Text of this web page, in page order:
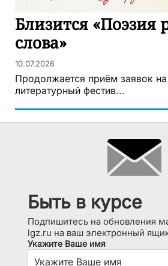
Близится «Поэзия
слова»
10.07.2026
Продолжается приём заявок
литературный фестив...
Быть в курсе
Подпишитесь на обновления
lgz.ru на ваш электронный
Укажите Ваше имя